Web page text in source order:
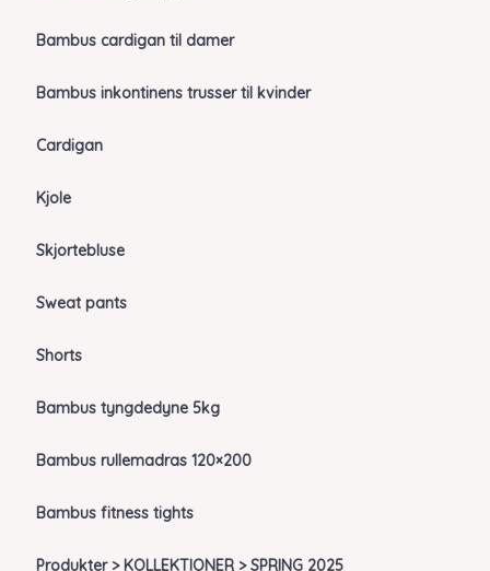
Bambus cardigan til damer
Bambus inkontinens trusser til kvinder
Cardigan
Kjole
Skjortebluse
Sweat pants
Shorts
Bambus tyngdedyne 5kg
Bambus rullemadras 120×200
Bambus fitness tights
Produkter > KOLLEKTIONER > SPRING 2025